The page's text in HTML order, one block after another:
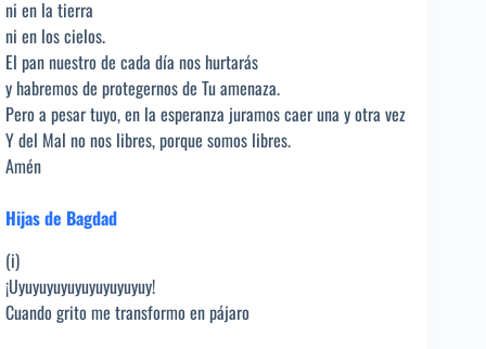
ni en la tierra
ni en los cielos.
El pan nuestro de cada día nos hurtarás
y habremos de protegernos de Tu amenaza.
Pero a pesar tuyo, en la esperanza juramos caer una y otra vez
Y del Mal no nos libres, porque somos libres.
Amén
Hijas de Bagdad
(i)
¡Uyuyuyuyuyuyuyuyuyuy!
Cuando grito me transformo en pájaro